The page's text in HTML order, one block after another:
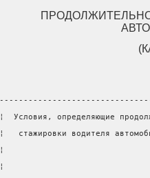
¦  Условия, определяющие
¦   стажировки водителя
¦
¦